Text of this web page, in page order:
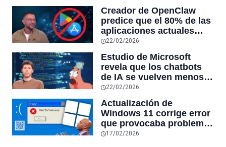
RAM y mucho más
Creador de OpenClaw
predice que el 80% de las
aplicaciones actuales
desaparecerán en el
las aplicaciones con
sensores únicos o
conexiones especiales a
hardware
22/02/2026
Estudio de Microsoft
revela que los chatbots
de IA se vuelven menos
confiables mientras más
tiempo hablas con ellos:
la falta de confiabilidad
sube un 112%
22/02/2026
Actualización de
Windows 11 corrige error
que provocaba problemas
al jugar en PC: los
17/02/2026